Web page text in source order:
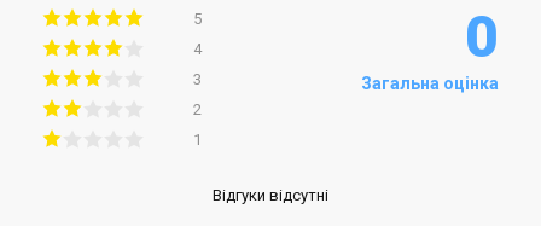
5
4
3
2
1
0
Загальна оцінка
Відгуки відсутні